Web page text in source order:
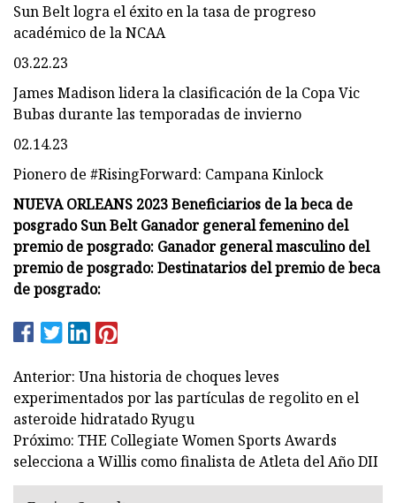
Sun Belt logra el éxito en la tasa de progreso
académico de la NCAA
03.22.23
James Madison lidera la clasificación de la Copa Vic
Bubas durante las temporadas de invierno
02.14.23
Pionero de #RisingForward: Campana Kinlock
NUEVA ORLEANS 2023 Beneficiarios de la beca de
posgrado Sun Belt Ganador general femenino del
premio de posgrado: Ganador general masculino del
premio de posgrado: Destinatarios del premio de beca
de posgrado:
Anterior: Una historia de choques leves
experimentados por las partículas de regolito en el
asteroide hidratado Ryugu
Próximo: THE Collegiate Women Sports Awards
selecciona a Willis como finalista de Atleta del Año DII